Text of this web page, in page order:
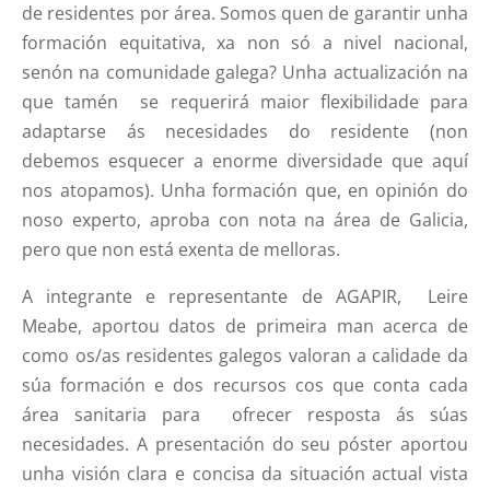
de residentes por área. Somos quen de garantir unha
formación equitativa, xa non só a nivel nacional,
senón na comunidade galega? Unha actualización na
que tamén se requerirá maior flexibilidade para
adaptarse ás necesidades do residente (non
debemos esquecer a enorme diversidade que aquí
nos atopamos). Unha formación que, en opinión do
noso experto, aproba con nota na área de Galicia,
pero que non está exenta de melloras.
A integrante e representante de AGAPIR, Leire
Meabe, aportou datos de primeira man acerca de
como os/as residentes galegos valoran a calidade da
súa formación e dos recursos cos que conta cada
área sanitaria para ofrecer resposta ás súas
necesidades. A presentación do seu póster aportou
unha visión clara e concisa da situación actual vista